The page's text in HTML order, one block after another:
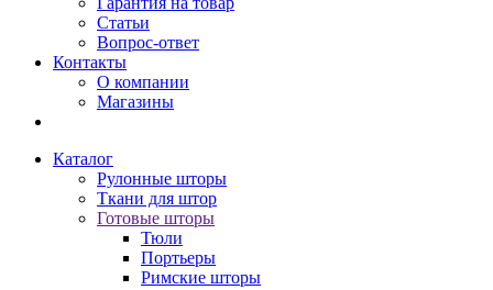
Статьи
Вопрос-ответ
Контакты
О компании
Магазины
Каталог
Рулонные шторы
Ткани для штор
Готовые шторы
Тюли
Портьеры
Римские шторы